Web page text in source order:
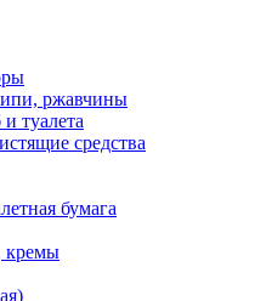
ржавчины
туалета
средства
бумага
кремы